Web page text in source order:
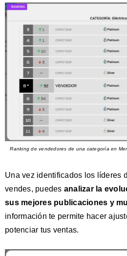
Ranking de vendedores de una categoría en
Una vez identificados los líderes
vendes, puedes analizar la
sus mejores publicaciones y
información te permite hacer
potenciar tus ventas.